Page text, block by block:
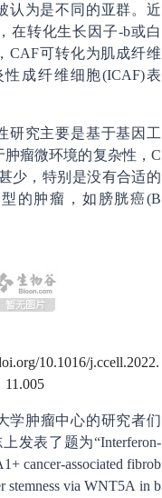
认为是不同的亚群。近
在转化生长因子-b或白
CAF可转化为肌成纤维
性成纤维细胞(ICAF)表
研究主要是基于基因工
瘤微环境的复杂性，C
少，特别是没有合适的
的肿瘤，如膀胱癌(B
10.1016/j.ccell.2022.
11.005
学肿瘤中心的研究者们
发表了题为“Interferon-
cancer-associated fibrob
stemness via WNT5A in b